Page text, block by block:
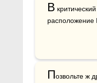
В
расположение
Позвольте ж